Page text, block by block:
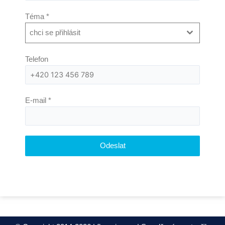
Téma *
chci se přihlásit
Telefon
E-mail *
Odeslat